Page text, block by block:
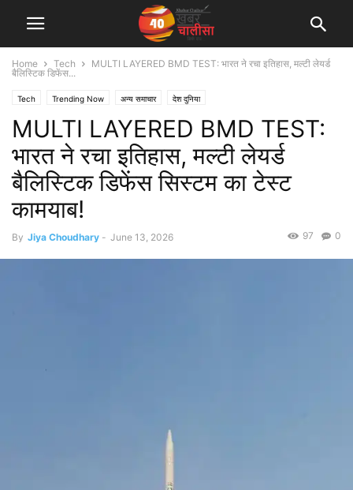
Home Tech
MULTI LAYERED BMD TEST: भारत ने रचा इतिहास, मल्टी लेयर्ड
बैलिस्टिक डिफेंस...
Tech Trending Now अन्य समाचार देश दुनिया
MULTI LAYERED BMD TEST:
भारत ने रचा इतिहास, मल्टी लेयर्ड
बैलिस्टिक डिफेंस सिस्टम का टेस्ट
कामयाब!
By Jiya Choudhary - June 13, 2026 0
97